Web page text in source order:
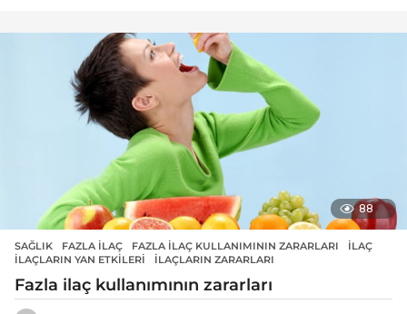
88
SAĞLIK FAZLA ILAÇ ,FAZLA İLAÇ KULLANIMININ ZARARLARI ,ILAÇ
ILAÇLARIN YAN ETKILERI
,ILAÇLARIN ZARARLARI
Fazla ilaç kullanımının zararları